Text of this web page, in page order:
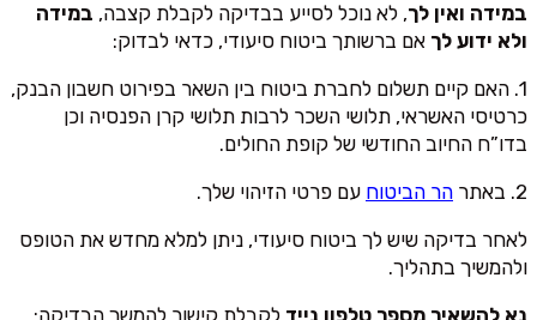
במידה ואין לך, לא נוכל לסייע בבדיקה לקבלת קצבה, במידה
ולא ידוע לך אם ברשותך ביטוח סיעודי, כדאי לבדוק:
1. האם קיים תשלום לחברת ביטוח בין השאר בפירוט חשבון הבנק,
כרטיסי האשראי, תלושי השכר לרבות תלושי קרן הפנסיה וכן
בדו”ח החיוב החודשי של קופת החולים.
2. באתר
הר הביטוח עם פרטי הזיהוי שלך.
לאחר בדיקה שיש לך ביטוח סיעודי, ניתן למלא מחדש את הטופס
ולהמשיך בתהליך.